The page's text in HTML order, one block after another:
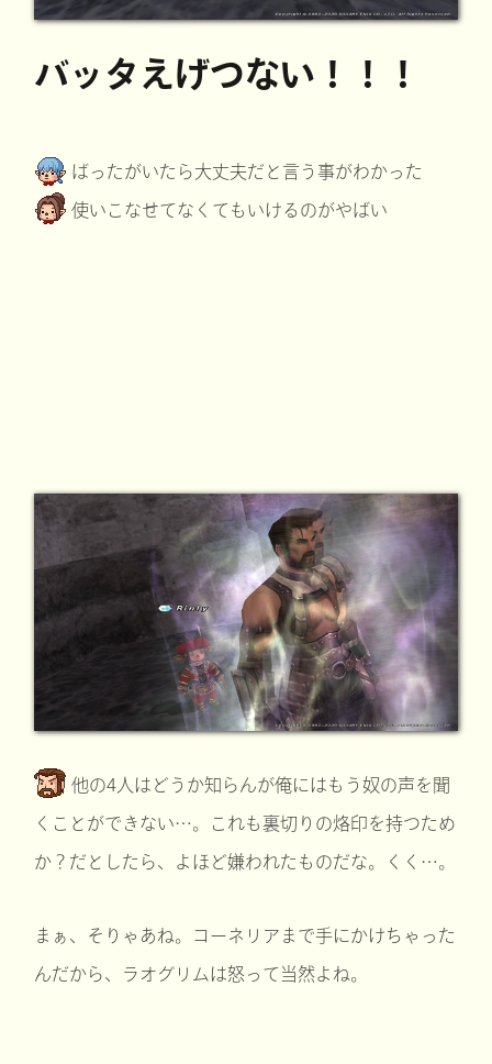
バッタえげつない！！！
ばったがいたら大丈夫だと言う事がわかった
使いこなせてなくてもいけるのがやばい
他の4人はどうか知らんが俺にはもう奴の声を聞
くことができない…。これも裏切りの烙印を持つため
か？だとしたら、よほど嫌われたものだな。くく…。
まぁ、そりゃあね。コーネリアまで手にかけちゃった
んだから、ラオグリムは怒って当然よね。